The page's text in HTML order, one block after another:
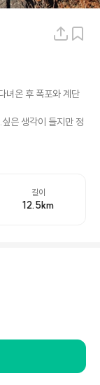
녀온 후 폭포와 계단
은 생각이 들지만 정
길이
12.5km